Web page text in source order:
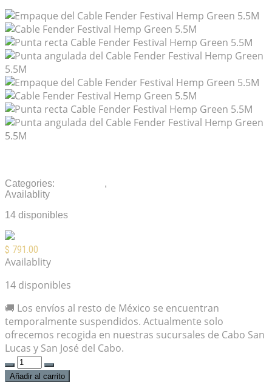
Categories: ,
Availablity
14 disponibles
$ 791.00
Availablity
14 disponibles
🚚 Los envíos al resto de México se encuentran
temporalmente suspendidos. Actualmente solo
ofrecemos recogida en nuestras sucursales de Cabo San
Lucas y San José del Cabo.
Cable
Fender
Añadir al carrito